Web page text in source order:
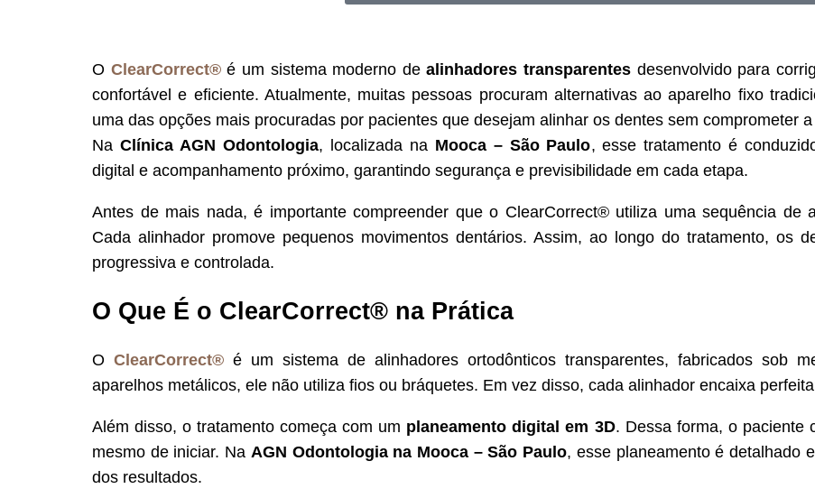
O ClearCorrect®é um sistema moderno dealinhadores transparentes desenvolvido para
confortável e eficiente. Atualmente, muitas pessoas procuram alternativas ao aparelho fixo
uma das opções mais procuradas por pacientes que desejam alinhar os dentes sem comprometer
Na Clínica AGN Odontologia, localizada na Mooca – São Paulo, esse tratamento é
digital e acompanhamento próximo, garantindo segurança e previsibilidade em cada etapa.
Antes de mais nada, é importante compreender que o ClearCorrect® utiliza uma sequência de
Cada alinhador promove pequenos movimentos dentários. Assim, ao longo do tratamento, os
progressiva e controlada.
O Que É o ClearCorrect® na Prática
O ClearCorrect® é um sistema de alinhadores ortodônticos transparentes, fabricados sob
aparelhos metálicos, ele não utiliza fios ou bráquetes. Em vez disso, cada alinhador encaixa
Além disso, o tratamento começa com um planeamento digital em 3D. Dessa forma, o paciente
mesmo de iniciar. Na AGN Odontologia na Mooca – São Paulo, esse planeamento é detalhado
dos resultados.